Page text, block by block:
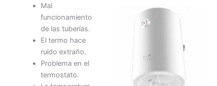
Mal
funcionamiento
de las tuberías.
El termo hace
ruido extraño.
Problema en el
termostato.